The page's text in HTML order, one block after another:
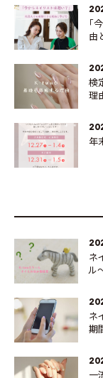
「
由
検
理
年
ネ
ル
ネ
期
一